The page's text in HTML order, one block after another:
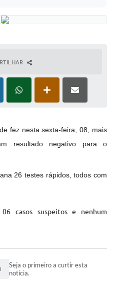
fez nesta sexta-feira, 08, mais
resultado negativo para o
26 testes rápidos, todos com
casos suspeitos e nenhum
Seja o primeiro a curtir esta
notícia.